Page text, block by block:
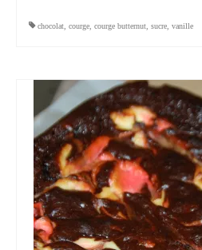
chocolat courge courge butternut sucre vanille